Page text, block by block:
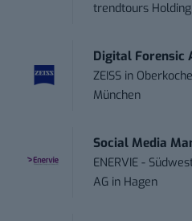
trendtours
Digital Forensic
ZEISS in
München
Social Media
ENERVIE -
AG in Hagen